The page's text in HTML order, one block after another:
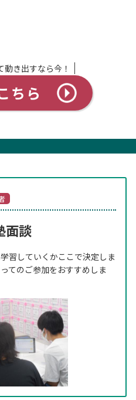
き出すなら今！
ちら
面談
習していくかここで決定しま
てのご参加をおすすめしま